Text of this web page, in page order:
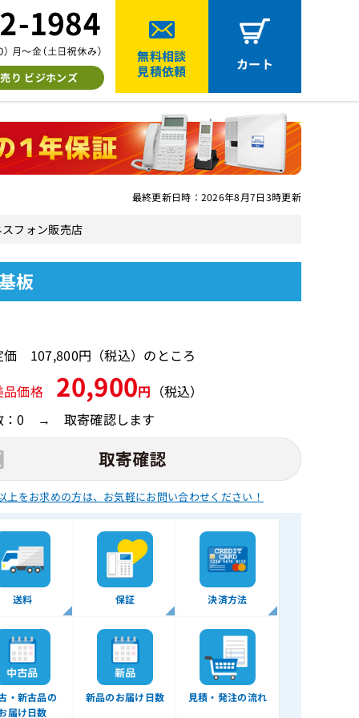
り ビジホンズ
無料相談
見積依頼
カート
最終更新日時：2026年8月7日3時更新
フォン販売店
板
価 107,800円（税込）のところ
品価格 20,900円 （税込）
：0 → 取寄確認します
上をお求めの方は、 お気軽にお問い合わせください！
送料 保証 決済方法
・新古品の
届け日数
新品のお届け日数 見積・発注の流れ